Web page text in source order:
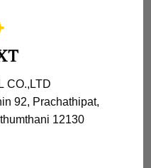
CO.,LTD
92, Prachathipat,
12130